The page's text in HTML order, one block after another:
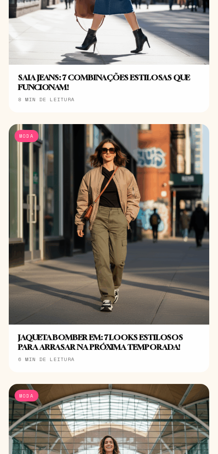
SAIA JEANS: 7 COMBINAÇÕES ESTILOSAS QUE
FUNCIONAM!
8 MIN DE LEITURA
MODA
JAQUETA BOMBER EM: 7 LOOKS ESTILOSOS
PARA ARRASAR NA PRÓXIMA TEMPORADA!
6 MIN DE LEITURA
MODA